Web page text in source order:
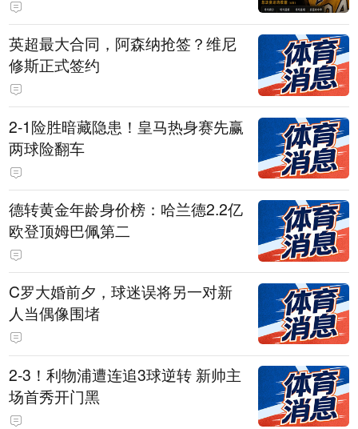
英超最大合同，阿森纳抢签？维尼
修斯正式签约
2-1险胜暗藏隐患！皇马热身赛先赢
两球险翻车
德转黄金年龄身价榜：哈兰德2.2亿
欧登顶姆巴佩第二
C罗大婚前夕，球迷误将另一对新
人当偶像围堵
2-3！利物浦遭连追3球逆转 新帅主
场首秀开门黑